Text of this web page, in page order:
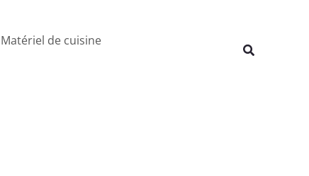
Matériel de cuisine
Rechercher